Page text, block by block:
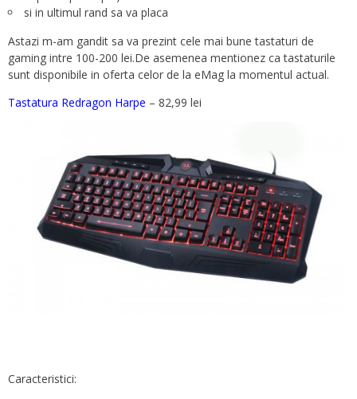
si in ultimul rand sa va placa
Astazi m-am gandit sa va prezint cele mai bune tastaturi de
gaming intre 100-200 lei.De asemenea mentionez ca tastaturile
sunt disponibile in oferta celor de la eMag la momentul actual.
Tastatura Redragon Harpe – 82,99 lei
Caracteristici: